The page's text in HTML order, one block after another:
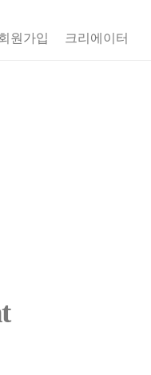
원가입 크리에이터